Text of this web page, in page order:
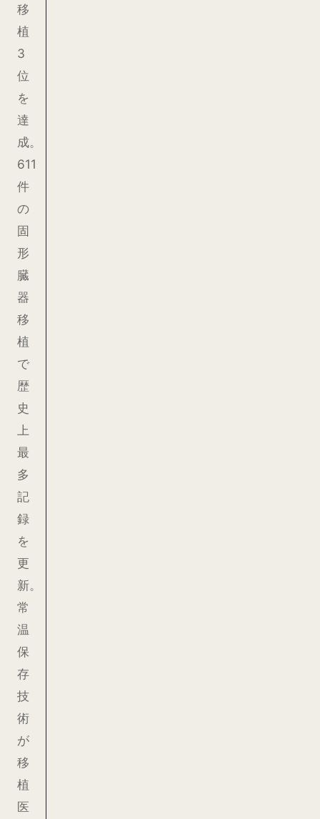
移
植
3
位
を
達
成。
611
件
の
固
形
臓
器
移
植
で
歴
史
上
最
多
記
録
を
更
新。
常
温
保
存
技
術
が
移
植
医